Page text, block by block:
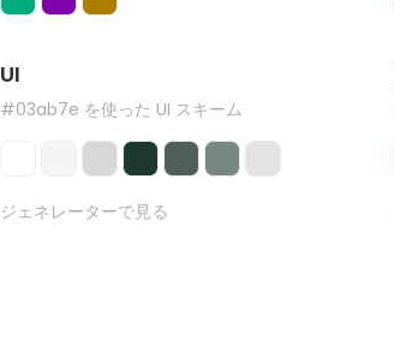
UI
#03ab7e を使った UI スキーム
ジェネレーターで見る